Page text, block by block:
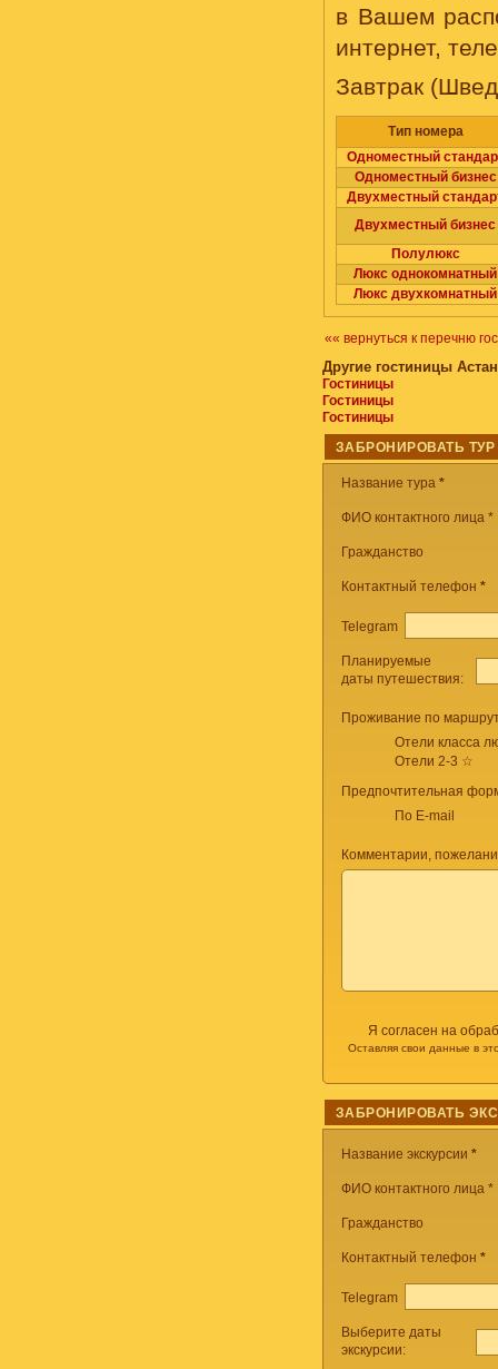
в Вашем
интернет,
Завтрак
Тип номера
Одноместный
Одноместный бизнес
Двухместный
Двухместный бизнес
Полулюкс
Люкс однокомнатный
Люкс двухкомнатный
«« вернуться к перечню
Другие гостиницы
Гостиницы
Гостиницы
Гостиницы
ЗАБРОНИРОВАТЬ ТУР
Название тура *
ФИО контактного лица *
Гражданство
Контактный телефон *
Telegram
Планируемые
даты путешествия:
Проживание по
Отели класса
Отели 2-3 ☆
Предпочтительная
По E-mail
Комментарии,
Я согласен на
Оставляя свои данные в
ЗАБРОНИРОВАТЬ
Название экскурсии *
ФИО контактного лица *
Гражданство
Контактный телефон *
Telegram
Выберите даты
экскурсии: